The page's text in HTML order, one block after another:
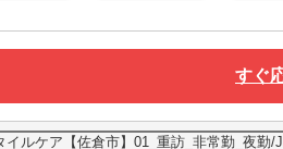
すぐ
イルケア【佐倉市】01_重訪_非常勤_夜勤/